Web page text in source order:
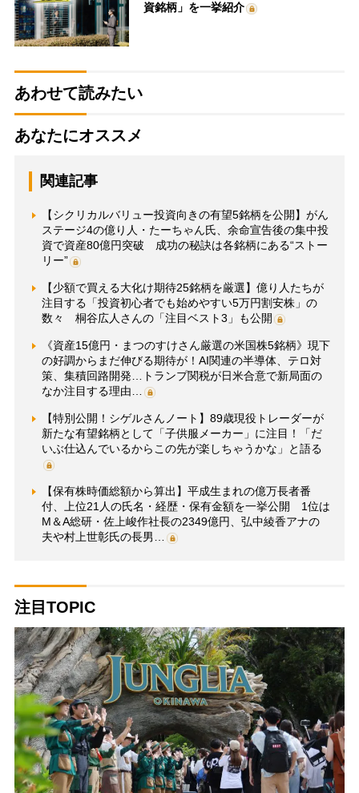
資銘柄」を一挙紹介
あわせて読みたい
あなたにオススメ
関連記事
【シクリカルバリュー投資向きの有望5銘柄を公開】がん
ステージ4の億り人・たーちゃん氏、余命宣告後の集中投
資で資産80億円突破 成功の秘訣は各銘柄にある“ストー
リー”
【少額で買える大化け期待25銘柄を厳選】億り人たちが
注目する「投資初心者でも始めやすい5万円割安株」の
数々 桐谷広人さんの「注目ベスト3」も公開
《資産15億円・まつのすけさん厳選の米国株5銘柄》現下
の好調からまだ伸びる期待が！AI関連の半導体、テロ対
策、集積回路開発…トランプ関税が日米合意で新局面の
なか注目する理由…
【特別公開！シゲルさんノート】89歳現役トレーダーが
新たな有望銘柄として「子供服メーカー」に注目！「だ
いぶ仕込んでいるからこの先が楽しちゃうかな」と語る
【保有株時価総額から算出】平成生まれの億万長者番
付、上位21人の氏名・経歴・保有金額を一挙公開 1位は
M＆A総研・佐上峻作社長の2349億円、弘中綾香アナの
夫や村上世彰氏の長男…
注目TOPIC